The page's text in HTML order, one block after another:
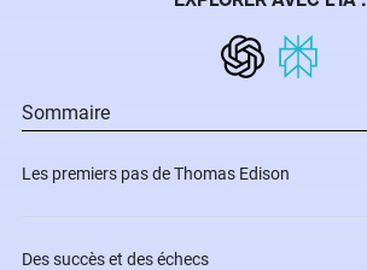
Sommaire
Les premiers pas de Thomas Edison
Des succès et des échecs